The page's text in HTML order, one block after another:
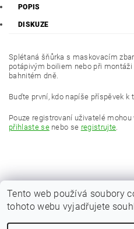
POPIS
DISKUZE
Splétaná šňůrka s maskovacím
potápivým boiliem nebo při
bahnitém dně.
Buďte první, kdo napíše příspěvek k
Pouze registrovaní uživatelé
přihlaste senebo se registrujte.
Zboží.cz
Tento web používá soubory
tohoto webu vyjadřujete